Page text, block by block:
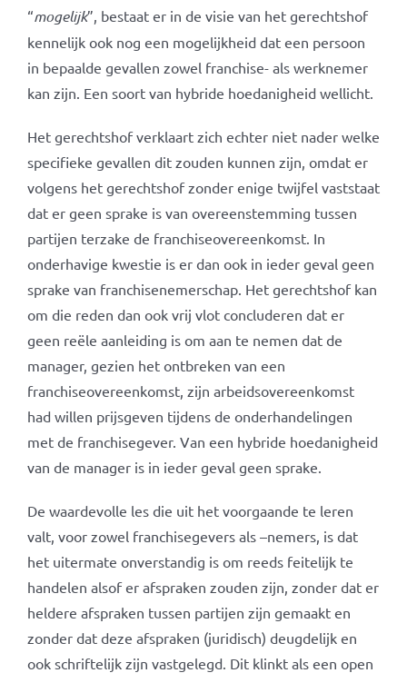
“mogelijk”, bestaat er in de visie van het gerechtshof
kennelijk ook nog een mogelijkheid dat een persoon
in bepaalde gevallen zowel franchise- als werknemer
kan zijn. Een soort van hybride hoedanigheid wellicht.
Het gerechtshof verklaart zich echter niet nader welke
specifieke gevallen dit zouden kunnen zijn, omdat er
volgens het gerechtshof zonder enige twijfel vaststaat
dat er geen sprake is van overeenstemming tussen
partijen terzake de franchiseovereenkomst. In
onderhavige kwestie is er dan ook in ieder geval geen
sprake van franchisenemerschap. Het gerechtshof kan
om die reden dan ook vrij vlot concluderen dat er
geen reële aanleiding is om aan te nemen dat de
manager, gezien het ontbreken van een
franchiseovereenkomst, zijn arbeidsovereenkomst
had willen prijsgeven tijdens de onderhandelingen
met de franchisegever. Van een hybride hoedanigheid
van de manager is in ieder geval geen sprake.
De waardevolle les die uit het voorgaande te leren
valt, voor zowel franchisegevers als –nemers, is dat
het uitermate onverstandig is om reeds feitelijk te
handelen alsof er afspraken zouden zijn, zonder dat er
heldere afspraken tussen partijen zijn gemaakt en
zonder dat deze afspraken (juridisch) deugdelijk en
ook schriftelijk zijn vastgelegd. Dit klinkt als een open